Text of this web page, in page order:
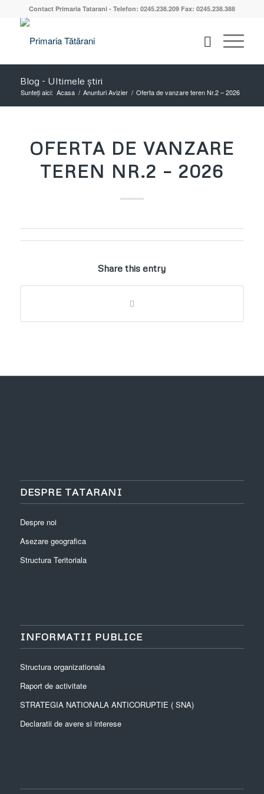
Contact Primaria Tatarani - Telefon: 0245.238.209 Fax: 0245.238.388
Blog - Ultimele știri
Sunteți aici: Acasa / Anunturi Avizier / Oferta de vanzare teren Nr.2 – 2026
OFERTA DE VANZARE
TEREN NR.2 – 2026
Share this entry
DESPRE TATARANI
Despre noi
Asezare geografica
Structura Teritoriala
INFORMATII PUBLICE
Structura organizationala
Raport de activitate
STRATEGIA NATIONALA ANTICORUPTIE ( SNA)
Declaratii de avere si interese